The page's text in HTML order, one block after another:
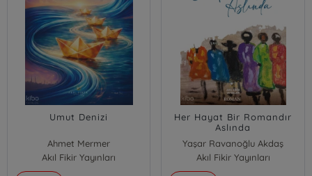
Umut Denizi
Ahmet Mermer
Akıl Fikir Yayınları
Her Hayat Bir Romandır
Aslında
Yaşar Ravanoğlu Akdaş
Akıl Fikir Yayınları